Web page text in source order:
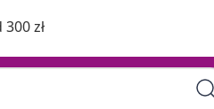
Darmowa dostawa od 300 zł